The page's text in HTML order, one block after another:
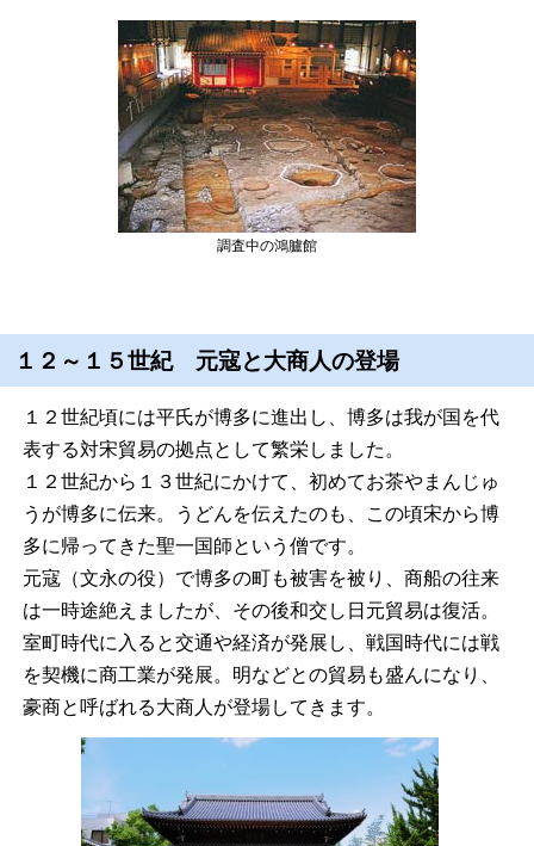
調査中の鴻臚館
１２～１５世紀 元寇と大商人の登場
１２世紀頃には平氏が博多に進出し、博多は我が国を代
表する対宋貿易の拠点として繁栄しました。
１２世紀から１３世紀にかけて、初めてお茶やまんじゅ
うが博多に伝来。うどんを伝えたのも、この頃宋から博
多に帰ってきた聖一国師という僧です。
元寇（文永の役）で博多の町も被害を被り、商船の往来
は一時途絶えましたが、その後和交し日元貿易は復活。
室町時代に入ると交通や経済が発展し、戦国時代には戦
を契機に商工業が発展。明などとの貿易も盛んになり、
豪商と呼ばれる大商人が登場してきます。